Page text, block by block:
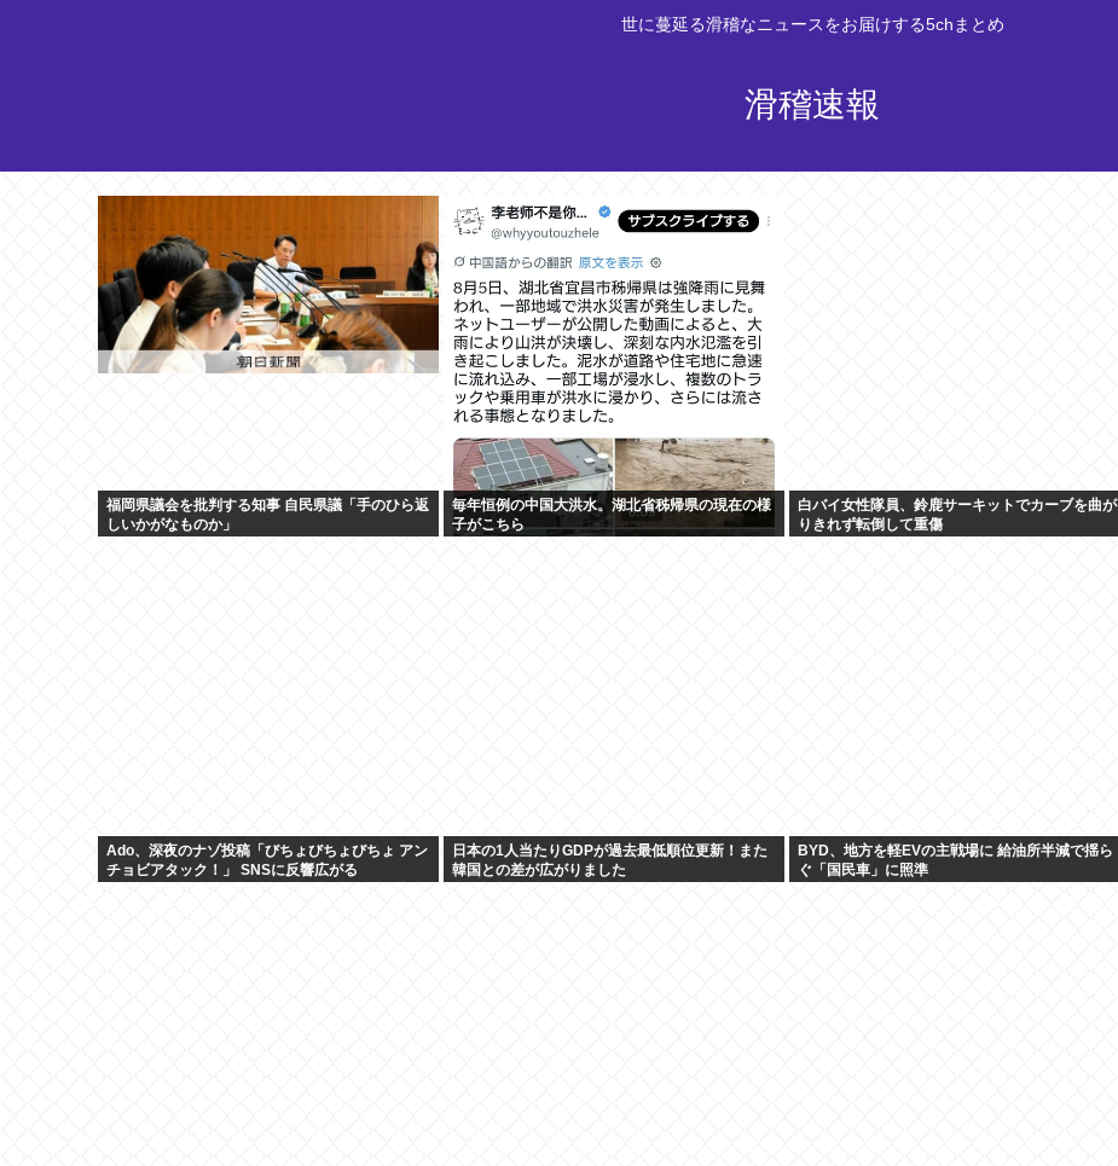
世に蔓延る滑稽なニュースをお届けする5chまとめ
滑稽速報
福岡県議会を批判する知事 自民県議「手のひら返
しいかがなものか」
毎年恒例の中国大洪水。湖北省秭帰県の現在の様
子がこちら
白バイ女性隊員、鈴鹿サーキットでカーブを曲が
りきれず転倒して重傷
Ado、深夜のナゾ投稿「びちょびちょびちょ アン
チョビアタック！」 SNSに反響広がる
日本の1人当たりGDPが過去最低順位更新！また
韓国との差が広がりました
BYD、地方を軽EVの主戦場に 給油所半減で揺ら
ぐ「国民車」に照準